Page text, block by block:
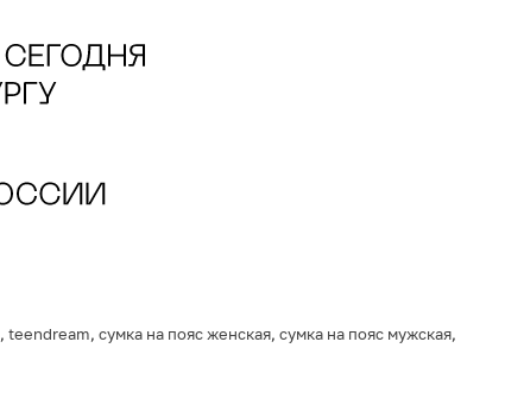
, teendream, сумка на пояс женская, сумка на пояс мужская,